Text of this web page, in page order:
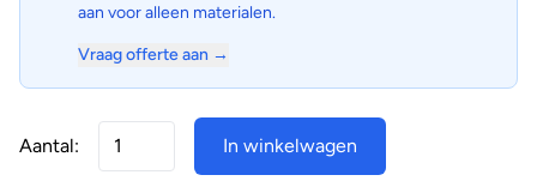
aan voor alleen materialen.
Vraag offerte aan →
Aantal: In winkelwagen